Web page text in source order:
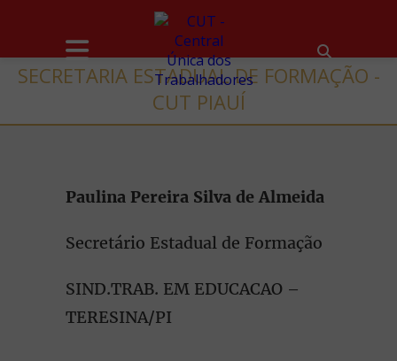
SECRETARIA ESTADUAL DE FORMAÇÃO -
CUT PIAUÍ
Paulina Pereira Silva de Almeida
Secretário Estadual de Formação
SIND.TRAB. EM EDUCACAO –
TERESINA/PI